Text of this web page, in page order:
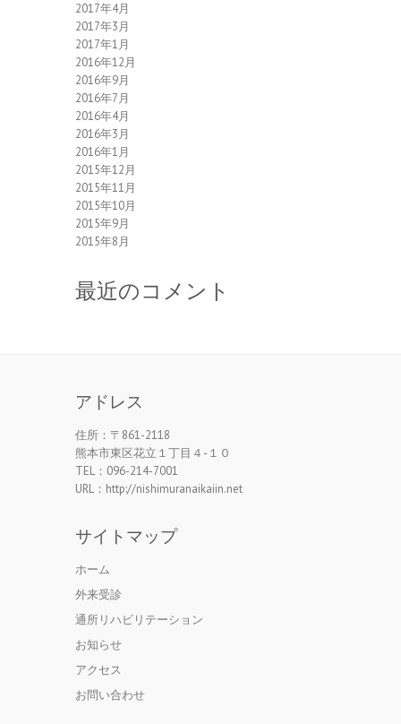
2017年4月
2017年3月
2017年1月
2016年12月
2016年9月
2016年7月
2016年4月
2016年3月
2016年1月
2015年12月
2015年11月
2015年10月
2015年9月
2015年8月
最近のコメント
アドレス
住所：〒861-2118
熊本市東区花立１丁目４-１０
TEL：096-214-7001
URL：http://nishimuranaikaiin.net
サイトマップ
ホーム
外来受診
通所リハビリテーション
お知らせ
アクセス
お問い合わせ